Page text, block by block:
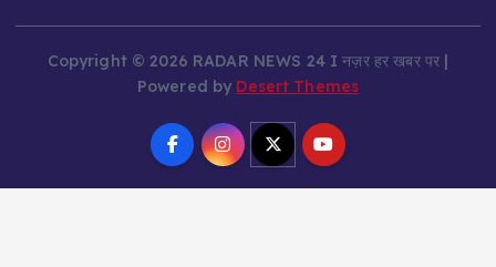
Copyright © 2026 RADAR NEWS 24 I नज़र हर खबर पर |
Powered byDesert Themes